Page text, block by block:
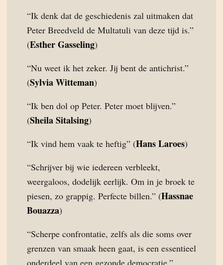
“Ik denk dat de geschiedenis zal uitmaken dat
Peter Breedveld de Multatuli van deze tijd is.”
(Esther Gasseling)
“Nu weet ik het zeker. Jij bent de antichrist.”
(Sylvia Witteman)
“Ik ben dol op Peter. Peter moet blijven.”
(Sheila Sitalsing)
“Ik vind hem vaak te heftig” (Hans Laroes)
“Schrijver bij wie iedereen verbleekt,
weergaloos, dodelijk eerlijk. Om in je broek te
piesen, zo grappig. Perfecte billen.” (Hassnae
Bouazza)
“Scherpe confrontatie, zelfs als die soms over
grenzen van smaak heen gaat, is een essentieel